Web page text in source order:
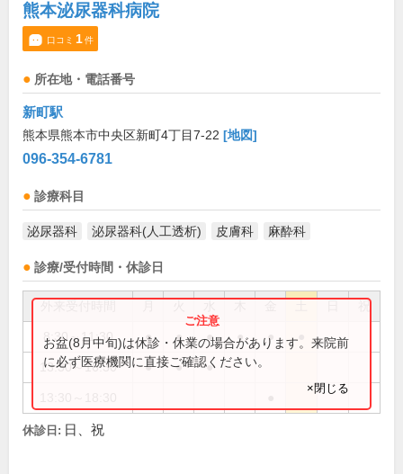
熊本泌尿器科病院
口コミ 1件
所在地・電話番号
新町駅
熊本県熊本市中央区新町4丁目7-22 [地図]
096-354-6781
診療科目
泌尿器科 泌尿器科(人工透析) 皮膚科 麻酔科
診療/受付時間・休診日
祝
8:30～11:30 ● ● ● ● ●
13:30～16:30 ● ● ●
お盆(8月中旬)は休診・休業の場合があります。来院前
に必ず医療機関に直接ご確認ください。
×閉じる
休診日: 日、祝